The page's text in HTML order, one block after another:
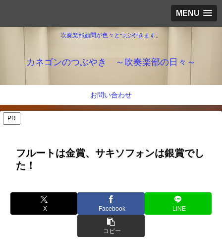
MENU
吹奏楽部顧問が色々とつぶやきます。
カネゴンのつぶやき ～吹奏楽部の日々～
お問い合わせ
PR
フルートは金賞、サキソフォンは銀賞でし
た！
X Facebook LINE
コピー